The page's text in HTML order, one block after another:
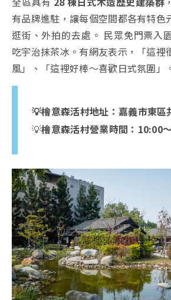
有品牌進駐，讓每個空間都各有特色
逛街、外拍的去處。 民眾免門票入
吃宇治抹茶冰。有網友表示，「這裡
風」、「這裡好棒～喜歡日式氛圍」
💡檜意森活村地址：嘉義市東區
💡檜意森活村營業時間：10:00